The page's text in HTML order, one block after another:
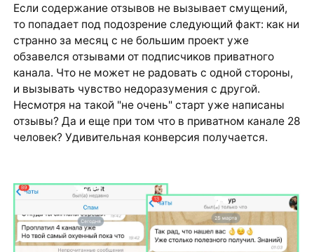
Если содержание отзывов не вызывает смущений,
то попадает под подозрение следующий факт: как ни
странно за месяц с не большим проект уже
обзавелся отзывами от подписчиков приватного
канала. Что не может не радовать с одной стороны,
и вызывать чувство недоразумения с другой.
Несмотря на такой "не очень" старт уже написаны
отзывы? Да и еще при том что в приватном канале 28
человек? Удивительная конверсия получается.